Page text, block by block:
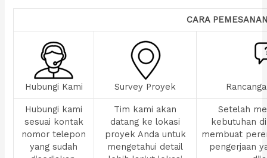
CARA
Hubungi Kami Survey Proyek
Hubungi kami
sesuai kontak
nomor telepon
yang sudah
Tim kami akan
datang ke lokasi
proyek Anda untuk
mengetahui detail
Setelah
kebutuhan
membuat
pengerjaan